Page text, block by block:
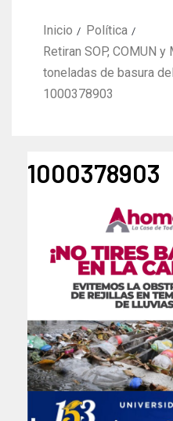
Inicio
Política
Retiran SOP, COMUN
toneladas de basura
1000378903
1000378903